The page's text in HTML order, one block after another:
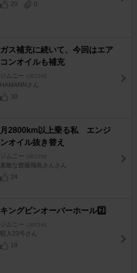
20
0
ガス補充に続いて、今回はエア
コンオイルも補充
ジムニー [JB23W]
HAMANNさん
30
月2800km以上乗る私 エンジ
ンオイル抜き替え
ジムニー [JB23W]
素敵な齋藤飛鳥さんさん
24
キングピンオーバーホール2️⃣
ジムニー [JB23W]
暇人23号さん
19